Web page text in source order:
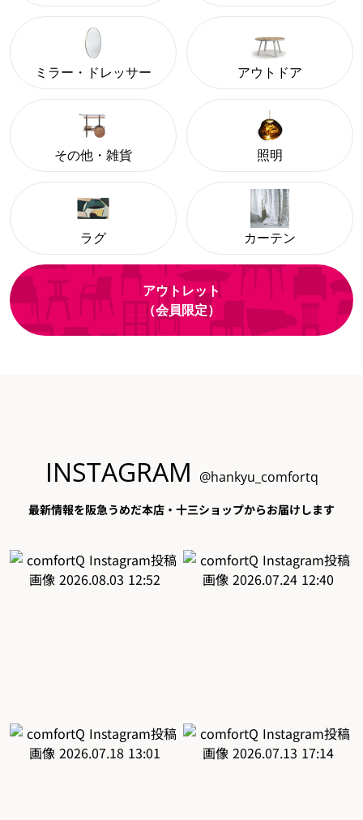
ミラー・ドレッサー アウトドア
その他・雑貨 照明
ラグ カーテン
アウトレット
（会員限定）
INSTAGRAM @hankyu_comfortq
最新情報を阪急うめだ本店・十三ショップからお届けします